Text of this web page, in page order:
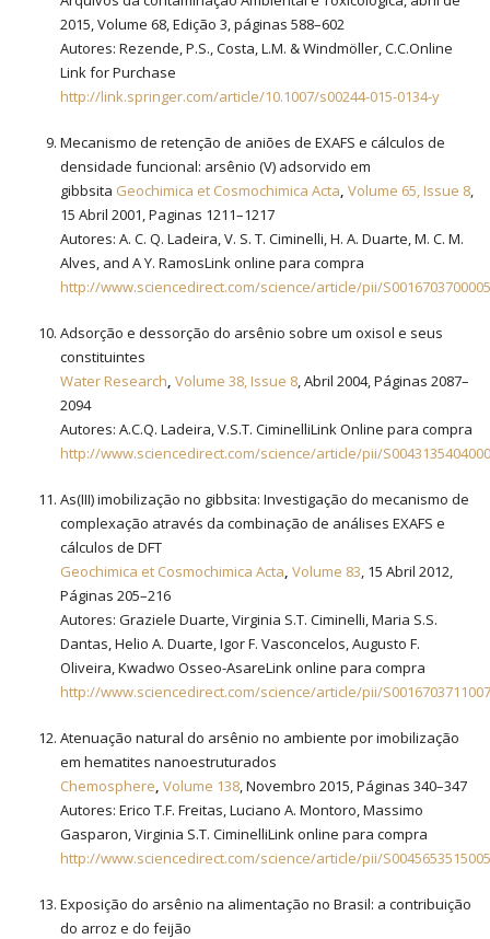
2015, Volume 68, Edição 3, páginas 588–602
Autores: Rezende, P.S., Costa, L.M. & Windmöller, C.C.Online
Link for Purchase
http://link.springer.com/article/10.1007/s00244-015-0134-y
Mecanismo de retenção de aniões de EXAFS e cálculos de
densidade funcional: arsênio (V) adsorvido em
gibbsita Geochimica et Cosmochimica Acta, Volume 65, Issue 8,
15 Abril 2001, Paginas 1211–1217
Autores: A. C. Q. Ladeira, V. S. T. Ciminelli, H. A. Duarte, M. C. M.
Alves, and A Y. RamosLink online para compra
http://www.sciencedirect.com/science/article/pii/
Adsorção e dessorção do arsênio sobre um oxisol e seus
constituintes
Water Research, Volume 38, Issue 8, Abril 2004, Páginas 2087–
2094
Autores: A.C.Q. Ladeira, V.S.T. CiminelliLink Online para compra
http://www.sciencedirect.com/science/article/pii/
As(III) imobilização no gibbsita: Investigação do mecanismo de
complexação através da combinação de análises EXAFS e
cálculos de DFT
Geochimica et Cosmochimica Acta, Volume 83, 15 Abril 2012,
Páginas 205–216
Autores: Graziele Duarte, Virginia S.T. Ciminelli, Maria S.S.
Dantas, Helio A. Duarte, Igor F. Vasconcelos, Augusto F.
Oliveira, Kwadwo Osseo-AsareLink online para compra
http://www.sciencedirect.com/science/article/pii/
Atenuação natural do arsênio no ambiente por imobilização
em hematites nanoestruturados
Chemosphere, Volume 138, Novembro 2015, Páginas 340–347
Autores: Erico T.F. Freitas, Luciano A. Montoro, Massimo
Gasparon, Virginia S.T. CiminelliLink online para compra
http://www.sciencedirect.com/science/article/pii/
Exposição do arsênio na alimentação no Brasil: a contribuição
do arroz e do feijão